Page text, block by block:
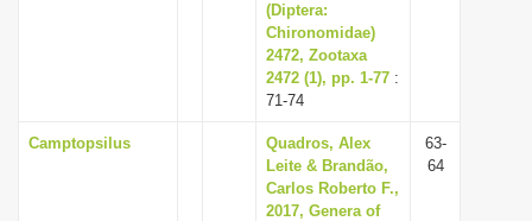
(Diptera:
Chironomidae)
2472, Zootaxa
2472 (1), pp. 1-77 :
71-74
Camptopsilus
Quadros, Alex
Leite & Brandão,
Carlos Roberto F.,
2017, Genera of
63-
64